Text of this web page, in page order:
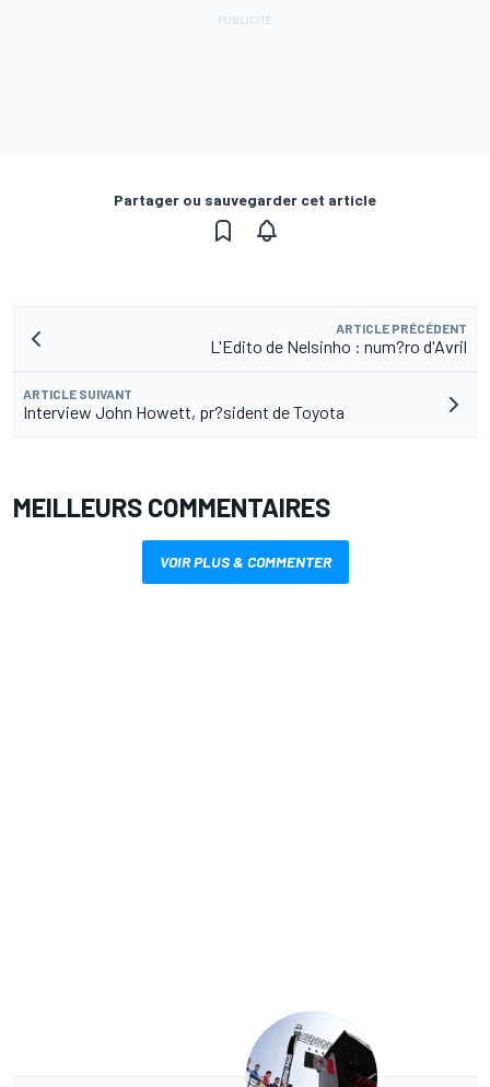
Partager ou sauvegarder cet article
ARTICLE PRÉCÉDENT
L'Edito de Nelsinho : num?ro d'Avril
ARTICLE SUIVANT
Interview John Howett, pr?sident de Toyota
MEILLEURS COMMENTAIRES
VOIR PLUS & COMMENTER